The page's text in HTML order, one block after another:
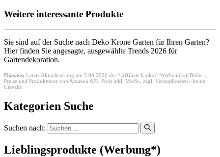
Weitere interessante Produkte
Sie sind auf der Suche nach Deko Krone Garten für Ihren Garten?
Hier finden Sie angesagte, ausgewählte Trends 2026 für
Gartendekoration.
Hinweis: Letzte Aktualisierung am 5.08.2026 der *Affiliate Links (=Werbelinks)| Bilder ,
Preise und Produkttexte von Amazon API, Preis inkl. MwSt., zzgl. Versandkosten - keine
Gewähr
Kategorien Suche
Suchen nach:
Lieblingsprodukte (Werbung*)